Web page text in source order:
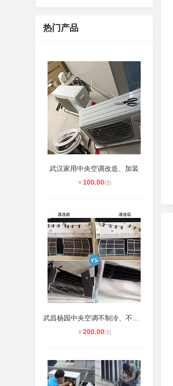
热门产品
武汉家用中央空调改造、加装
￥ 100.00/台
￥ 200.00/台